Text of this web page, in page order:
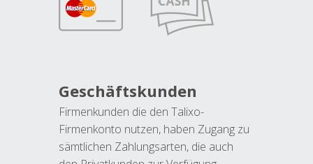
Geschäftskunden
Firmenkunden die den Talixo-
Firmenkonto nutzen, haben Zugang zu
sämtlichen Zahlungsarten, die auch